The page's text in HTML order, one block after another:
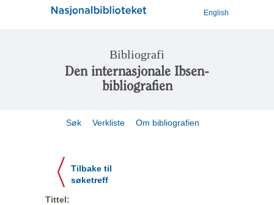
English
Bibliografi
Den internasjonale Ibsen-
bibliografien
Søk Verkliste Om bibliografien
Tilbake til
søketreff
Tittel: